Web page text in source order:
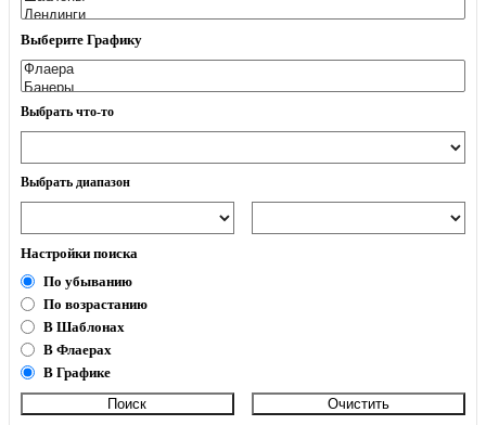
Выберите Графику
Выбрать что-то
Выбрать диапазон
Настройки поиска
По убыванию
По возрастанию
В Шаблонах
В Флаерах
В Графике